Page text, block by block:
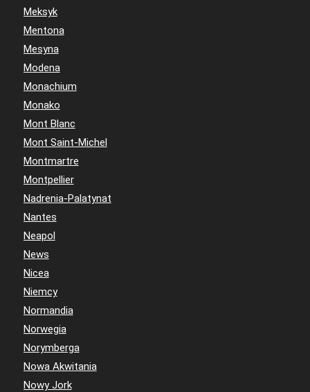
Meksyk
Mentona
Mesyna
Modena
Monachium
Monako
Mont Blanc
Mont Saint-Michel
Montmartre
Montpellier
Nadrenia-Palatynat
Nantes
Neapol
News
Nicea
Niemcy
Normandia
Norwegia
Norymberga
Nowa Akwitania
Nowy Jork